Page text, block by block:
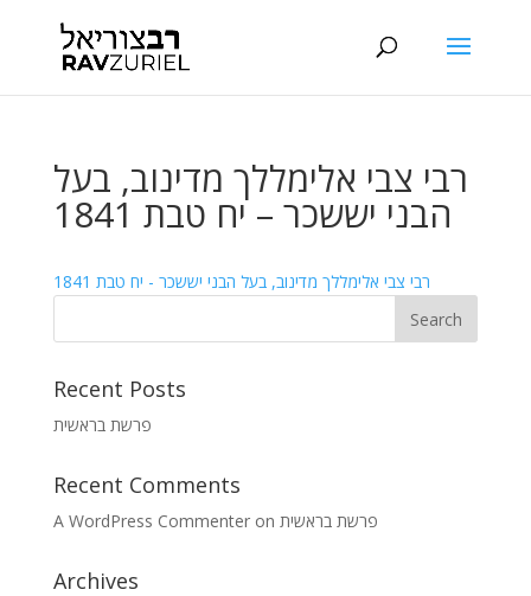
רבי צבי אלימללך מדינוב, בעל
הבני יששכר – יח טבת 1841
רבי צבי אלימללך מדינוב, בעל הבני יששכר - יח טבת 1841
Recent Posts
פרשת בראשית
Recent Comments
A WordPress Commenteron פרשת בראשית
Archives